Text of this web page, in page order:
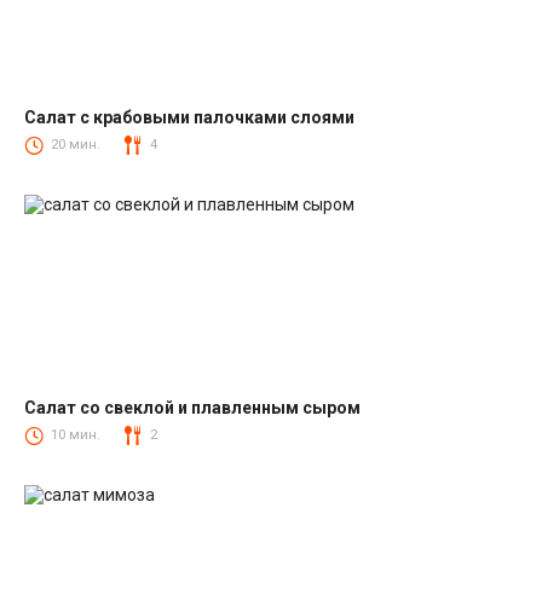
Салаты с крабовыми палочками
Салат с крабовыми палочками слоями
20 мин. 4
Салаты со свеклой
Салат со свеклой и плавленным сыром
10 мин. 2